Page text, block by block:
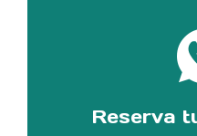
Reserva